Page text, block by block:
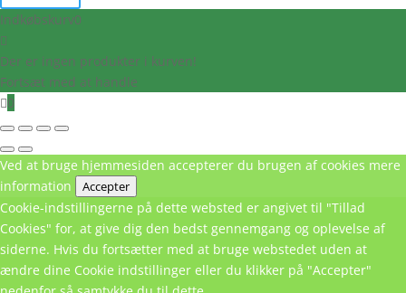
Indkøbskurv0
Der er ingen produkter i kurven!
Fortsæt med at handle
0
Ved at bruge hjemmesiden accepterer du brugen af cookies mere
information
Accepter
Cookie-indstillingerne på dette websted er angivet til "Tillad
Cookies" for, at give dig den bedst gennemgang og oplevelse af
siderne. Hvis du fortsætter med at bruge webstedet uden at
ændre dine Cookie indstillinger eller du klikker på "Accepter"